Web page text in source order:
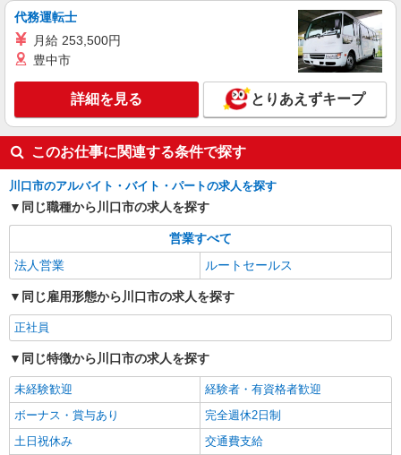
代務運転士
月給 253,500円
豊中市
詳細を見る とりあえずキープ
このお仕事に関連する条件で探す
川口市のアルバイト・バイト・パートの求人を探す
同じ職種から川口市の求人を探す
営業すべて
法人営業
ルートセールス
同じ雇用形態から川口市の求人を探す
正社員
同じ特徴から川口市の求人を探す
未経験歓迎
経験者・有資格者歓迎
ボーナス・賞与あり
完全週休2日制
土日祝休み
交通費支給